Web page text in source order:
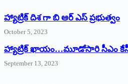
హ్యాట్రిక్ దిశ గా బి ఆర్ ఎస్ ప్రభుత్వం
October 5, 2023
హ్యాట్రిక్‌ ‌ఖాయం…మూడోసారి సీఎం
September 13, 2023